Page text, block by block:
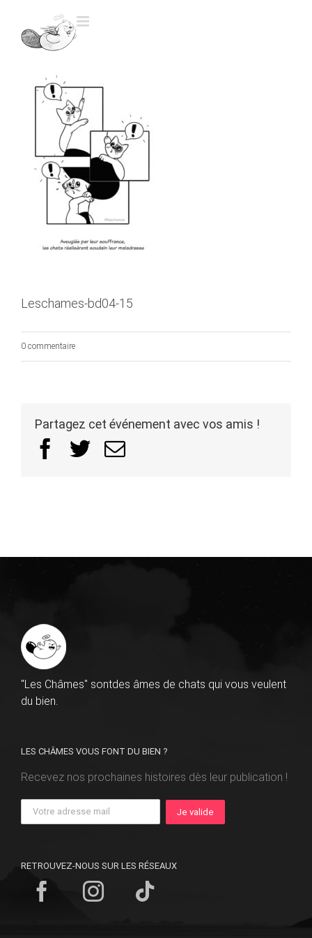
Leschames-bd04-15
0 commentaire
Partagez cet événement avec vos amis !
Facebook
TwitterEmail
"Les Châmes" sontdes âmes de chats qui vous veulent
du bien.
LES CHÂMES VOUS FONT DU BIEN ?
Recevez nos prochaines histoires dès leur publication !
RETROUVEZ-NOUS SUR LES RÉSEAUX